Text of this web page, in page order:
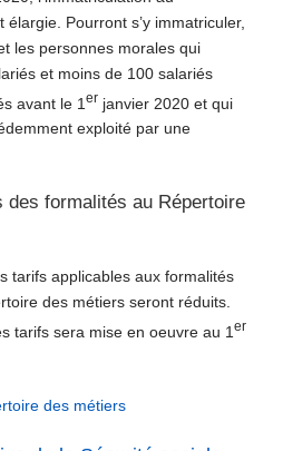
Pourront s’y immatriculer,
les personnes morales qui
et moins de 100 salariés
avant le 1 er janvier 2020 et qui
exploité par une
des formalités au Répertoire
tarifs applicables aux formalités
des métiers seront réduits.
tarifs sera mise en oeuvre au 1 er
des métiers